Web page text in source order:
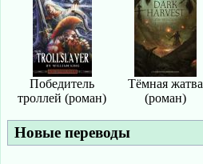
Победитель
троллей (роман)
Тёмная жатва
(роман)
Новые переводы